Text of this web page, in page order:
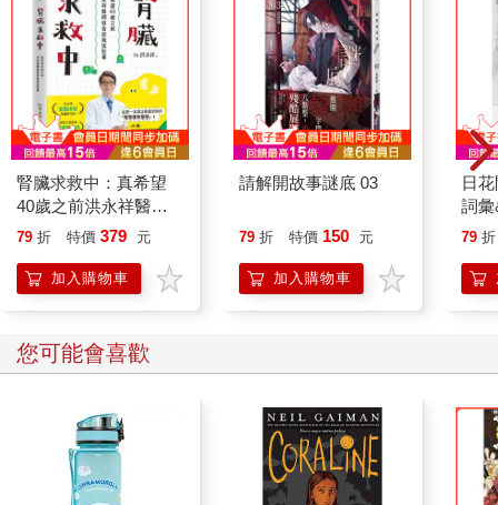
讀過歷史課本裡寥寥數語、前因後果都不可能很完整的敘述，那
本書應當能夠帶給你許多驚喜。歷史故事層層疊疊，是時光的沉
澱物，而本書所提及的砲台、城牆、要塞、營壘，都可說是從那
些故事裡面遺留下來的「化石」。期待這本書，能夠在你玩賞
「化石」之時，幫助你想像它們當時的肌肉、毛色乃至於吼聲。
畢竟《侏羅紀公園》（Jurassic Park）都有演過：有時，只需要
一小段DNA，就能夠復活一整個世界。
腎臟求救中：真希望
40歲之前洪永祥醫師
就告訴我這些事
79 折 特價 379 元
加入購物車
請解開故事謎底 03
79 折 特價 150 元
加入購物車
日
詞
79 折
您可能會喜歡